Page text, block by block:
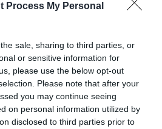
Process My Personal
sale, sharing to third parties, or
or sensitive information for
please use the below opt-out
Please note that after your
you may continue seeing
on personal information utilized by
disclosed to third parties prior to